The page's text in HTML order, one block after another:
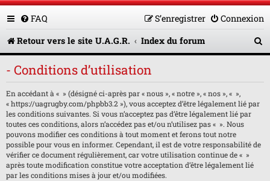
FAQ Connexion
S’enregistrer
Retour vers le site U.A.G.R.
Index du forum
e
- Conditions d’utilisation
En accédant à « » (désigné ci-après par « nous », « notre », « nos », « »,
« https://uagrugby.com/phpbb3.2 »), vous acceptez d’être légalement lié par
les conditions suivantes. Si vous n’acceptez pas d’être légalement lié par
toutes ces conditions, alors n’accédez pas et/ou n’utilisez pas « ». Nous
pouvons modifier ces conditions à tout moment et ferons tout notre
possible pour vous en informer. Cependant, il est de votre responsabilité de
vérifier ce document régulièrement, car votre utilisation continue de « »
après toute modification constitue votre acceptation d’être légalement lié
par les conditions mises à jour et/ou modifiées.